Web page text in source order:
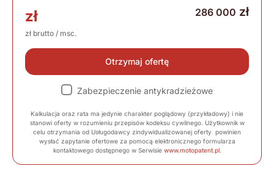
zł
zł brutto / msc.
286 000 zł
Otrzymaj ofertę
Zabezpieczenie antykradzieżowe
Kalkulacja oraz rata ma jedynie charakter poglądowy (przykładowy) i nie
stanowi oferty w rozumieniu przepisów kodeksu cywilnego. Użytkownik w
celu otrzymania od Usługodawcy zindywidualizowanej oferty powinien
wysłać zapytanie ofertowe za pomocą elektronicznego formularza
kontaktowego dostępnego w Serwisie www.motopatent.pl.